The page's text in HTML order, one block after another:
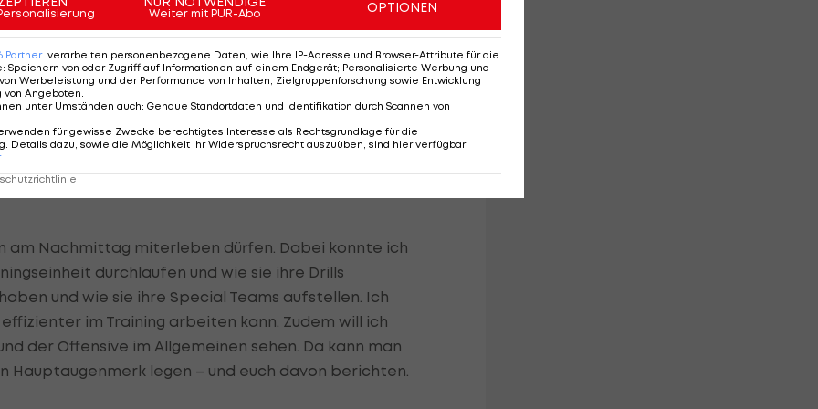
sag ich euch.
ins Camp der Oakland Raiders. Wir haben hier
Sie sind alle sehr freundlich zu uns und
ewig kennen. Willie Brown, der ja im vergangenen
Eurobowl war, hat uns gesagt, wie schade er es
Auch andere Mitglieder der Raiders haben mit
gesprochen. Das finde ich richtig cool. Die
am Nachmittag miterleben dürfen. Dabei konnte ich
durchlaufen und wie sie ihre Drills
und wie sie ihre Special Teams aufstellen. Ich
im Training arbeiten kann. Zudem will ich
der Offensive im Allgemeinen sehen. Da kann man
Hauptaugenmerk legen – und euch davon berichten.
Weiter mit PUR-Abo OPTIONEN
Partner verarbeiten personenbezogene Daten, wie Ihre IP-Adresse und Browser-Attribute für die
: Speichern von oder Zugriff auf Informationen auf einem Endgerät; Personalisierte Werbung und
Werbeleistung und der Performance von Inhalten, Zielgruppenforschung sowie Entwicklung
von Angeboten
unter Umständen auch: Genaue Standortdaten und Identifikation durch Scannen von
für gewisse Zwecke berechtigtes Interesse als Rechtsgrundlage für die
Details dazu, sowie die Möglichkeit Ihr Widerspruchsrecht auszuüben, sind hier verfügbar: